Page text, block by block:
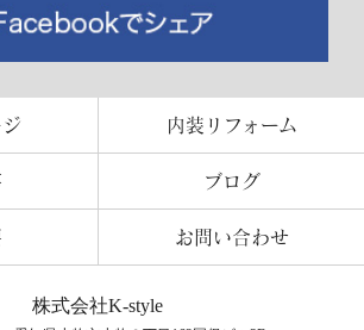
内装リフォーム
ブログ
お問い合わせ
株式会社K-style